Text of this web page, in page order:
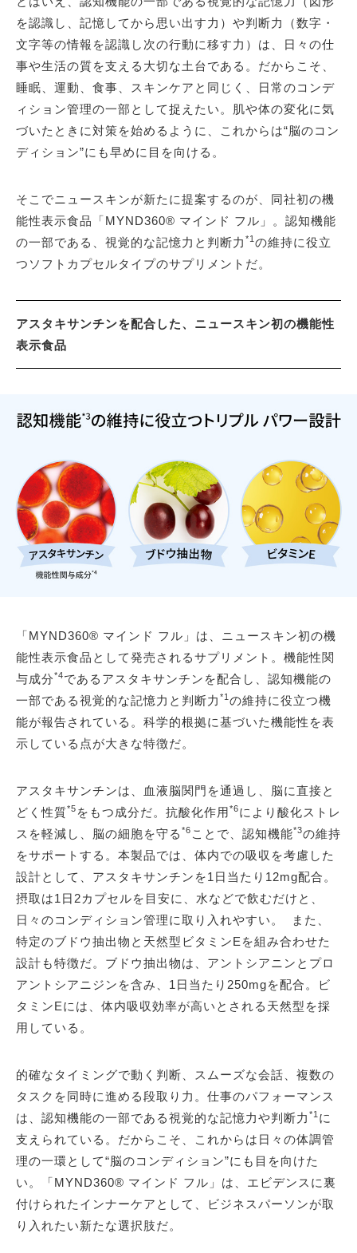
を認識し、記憶してから思い出す力）や判断力（数字・
文字等の情報を認識し次の行動に移す力）は、日々の仕
事や生活の質を支える大切な土台である。だからこそ、
睡眠、運動、食事、スキンケアと同じく、日常のコンデ
ィション管理の一部として捉えたい。肌や体の変化に気
づいたときに対策を始めるように、これからは“脳のコン
ディション”にも早めに目を向ける。
そこでニュースキンが新たに提案するのが、同社初の機
能性表示食品「MYND360® マインド フル」。認知機能
の一部である、視覚的な記憶力と判断力 *1 の維持に役立
つソフトカプセルタイプのサプリメントだ。
アスタキサンチンを配合した、ニュースキン初の機能性
表示食品
「MYND360® マインド フル」は、ニュースキン初の機
能性表示食品として発売されるサプリメント。機能性関
与成分*4であるアスタキサンチンを配合し、認知機能の
一部である視覚的な記憶力と判断力 *1の維持に役立つ機
能が報告されている。科学的根拠に基づいた機能性を表
示している点が大きな特徴だ。
アスタキサンチンは、血液脳関門を通過し、脳に直接と
どく性質*5 をもつ成分だ。抗酸化作用*6により酸化ストレ
スを軽減し、脳の細胞を守る *6 ことで、認知機能*3の維持
をサポートする。本製品では、体内での吸収を考慮した
設計として、アスタキサンチンを1日当たり12mg配合。
摂取は1日2カプセルを目安に、水などで飲むだけと、
日々のコンディション管理に取り入れやすい。 また、
特定のブドウ抽出物と天然型ビタミンEを組み合わせた
設計も特徴だ。ブドウ抽出物は、アントシアニンとプロ
アントシアニジンを含み、1日当たり250mgを配合。ビ
タミンEには、体内吸収効率が高いとされる天然型を採
用している。
的確なタイミングで動く判断、スムーズな会話、複数の
タスクを同時に進める段取り力。仕事のパフォーマンス
は、認知機能の一部である視覚的な記憶力や判断力 *1に
支えられている。だからこそ、これからは日々の体調管
理の一環として“脳のコンディション”にも目を向けた
い。「MYND360® マインド フル」は、エビデンスに裏
付けられたインナーケアとして、ビジネスパーソンが取
り入れたい新たな選択肢だ。